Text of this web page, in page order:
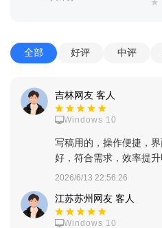
全部 好评 中评
吉林网友 客人
Windows 10
写稿用的，操作便捷，
好，符合需求，效率提升
2026/6/13 22:56:26
江苏苏州网友 客人
Windows 10